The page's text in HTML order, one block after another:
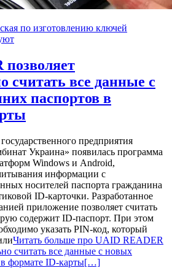
по изготовлению ключей
считать все данные с
паспортов в
предприятия
Украина» появилась программа
Windows и Android,
информации с
носителей паспорта гражданина
ID-карточки. Разработанное
приложение позволяет считать
содержит ID-паспорт. При этом
указать PIN-код, который
Читать больше про UAID READER
считать все данные с новых
формате ID-карты[…]